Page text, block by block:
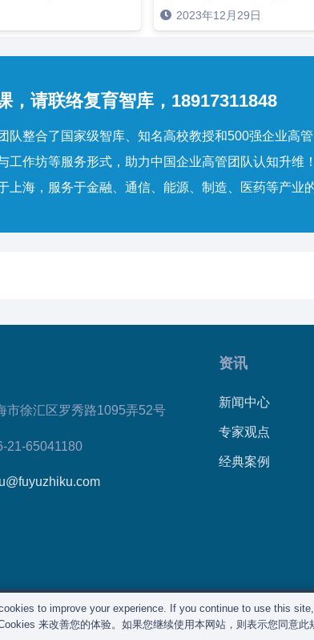
2023年12月29日
，请联络复育智库，18917311848
队整合了国家级智库、知名高校教授和500强企业高
工作坊等服务形式，助力中国企业高管团队认知升维！
上海，服务于金融、通信、能源、制造、医药等产业
市徐汇区罗秀路1095弄52号
21-65041180
资讯
新闻中心
专家观点
经典案例
权所有©复育智库2012 – 2025年 |沪ICP备
to improve your experience. If you continue to use this
来改善您的体验。如果您继续使用本网站，则表示您同意此